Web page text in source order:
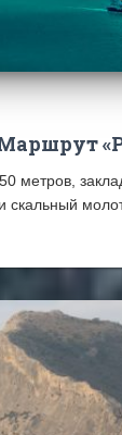
метров,
скальный